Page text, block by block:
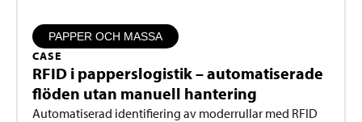
PAPPER OCH MASSA
CASE
RFID i papperslogistik – automatiserade
flöden utan manuell hantering
Automatiserad identifiering av moderrullar med RFID